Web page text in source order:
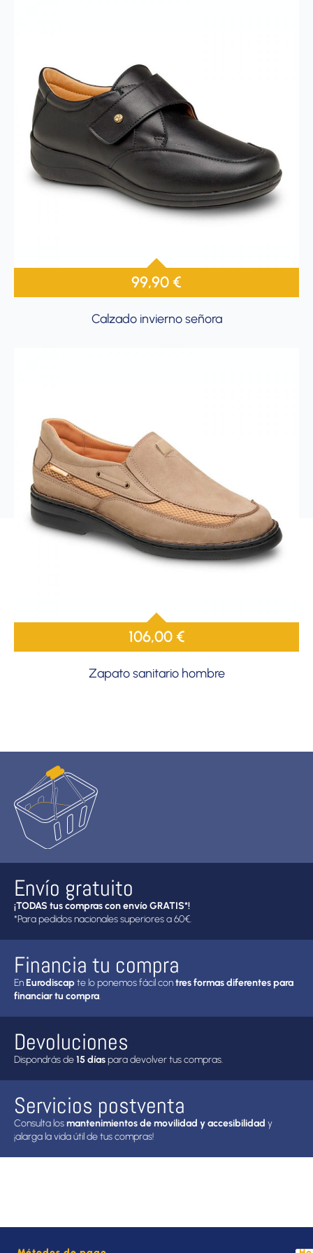
99,90€
Calzado invierno señora
106,00€
Zapato sanitario hombre
Envío gratuito
¡TODAS tus compras con envío GRATIS*!
*Para pedidos nacionales superiores a 60€.
Financia tu compra
EnEurodiscapte lo ponemos fácil contres formas diferentes para
financiar tu compra.
Devoluciones
Dispondrás de15 díaspara devolver tus compras.
Servicios postventa
Consulta losmantenimientos de movilidad y accesibilidad y
¡alarga la vida útil de tus compras!